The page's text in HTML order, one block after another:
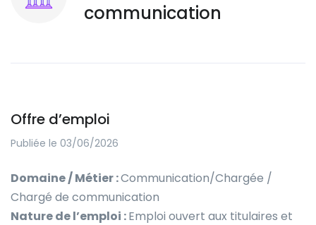
communication
Offre d’emploi
Publiée le 03/06/2026
Domaine / Métier :Communication/Chargée /
Chargé de communication
Nature de l’emploi :Emploi ouvert aux titulaires et